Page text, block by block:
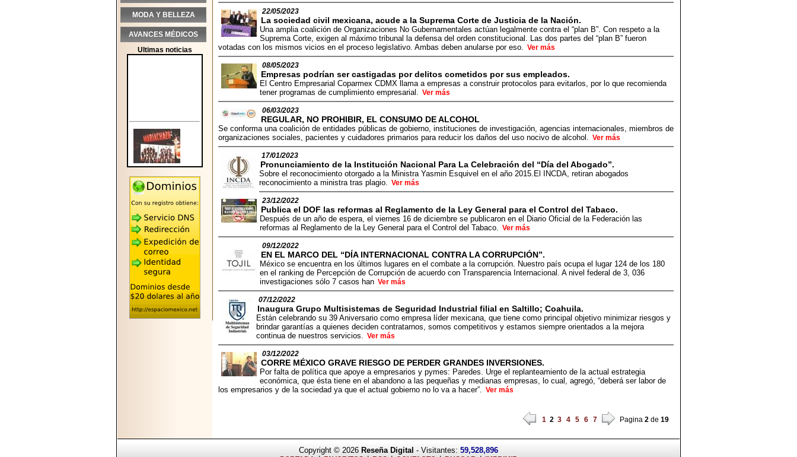
MODA Y BELLEZA
AVANCES MÉDICOS
Ultimas noticias
2026-05-25
"MARIACHAZO"
LEYENDAS
MARIACHI VARGAS
Y NUEVO
TECALITLÁN EN LA
ARENA CDMX.
2025-10-16
22/05/2023
La sociedad civil mexicana, acude a la Suprema Corte de Justicia de la Nación.
Una amplia coalición de Organizaciones No Gubernamentales actúan legalmente contra el “plan B”. Con respeto a la
Suprema Corte, exigen al máximo tribunal la defensa del orden constitucional. Las dos partes del “plan B” fueron
votadas con los mismos vicios en el proceso legislativo. Ambas deben anularse por eso. Ver más
08/05/2023
Empresas podrían ser castigadas por delitos cometidos por sus empleados.
El Centro Empresarial Coparmex CDMX llama a empresas a construir protocolos para evitarlos, por lo que recomienda
tener programas de cumplimiento empresarial. Ver más
06/03/2023
REGULAR, NO PROHIBIR, EL CONSUMO DE ALCOHOL
Se conforma una coalición de entidades públicas de gobierno, instituciones de investigación, agencias internacionales, miembros de
organizaciones sociales, pacientes y cuidadores primarios para reducir los daños del uso nocivo de alcohol. Ver más
17/01/2023
Pronunciamiento de la Institución Nacional Para La Celebración del “Día del Abogado”.
Sobre el reconocimiento otorgado a la Ministra Yasmin Esquivel en el año 2015.El INCDA, retiran abogados
reconocimiento a ministra tras plagio. Ver más
23/12/2022
Publica el DOF las reformas al Reglamento de la Ley General para el Control del Tabaco.
Después de un año de espera, el viernes 16 de diciembre se publicaron en el Diario Oficial de la Federación las
reformas al Reglamento de la Ley General para el Control del Tabaco. Ver más
09/12/2022
EN EL MARCO DEL “DÍA INTERNACIONAL CONTRA LA CORRUPCIÓN”.
México se encuentra en los últimos lugares en el combate a la corrupción. Nuestro país ocupa el lugar 124 de los 180
en el ranking de Percepción de Corrupción de acuerdo con Transparencia Internacional. A nivel federal de 3, 036
investigaciones sólo 7 casos han Ver más
07/12/2022
Inaugura Grupo Multisistemas de Seguridad Industrial filial en Saltillo; Coahuila.
Están celebrando su 39 Aniversario como empresa líder mexicana, que tiene como principal objetivo minimizar riesgos y
brindar garantías a quienes deciden contratarnos, somos competitivos y estamos siempre orientados a la mejora
continua de nuestros servicios. Ver más
03/12/2022
CORRE MÉXICO GRAVE RIESGO DE PERDER GRANDES INVERSIONES.
Por falta de política que apoye a empresarios y pymes: Paredes. Urge el replanteamiento de la actual estrategia
económica, que ésta tiene en el abandono a las pequeñas y medianas empresas, lo cual, agregó, “deberá ser labor de
los empresarios y de la sociedad ya que el actual gobierno no lo va a hacer”. Ver más
1 2 3 4 5 6 7 Pagina 2 de 19
Copyright © 2026 Reseña Digital - Visitantes: 59,528,896